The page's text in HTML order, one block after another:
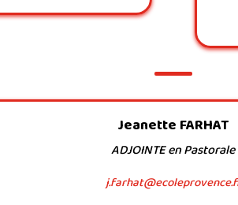
Jeanette FARHAT
ADJOINTE en Pastorale